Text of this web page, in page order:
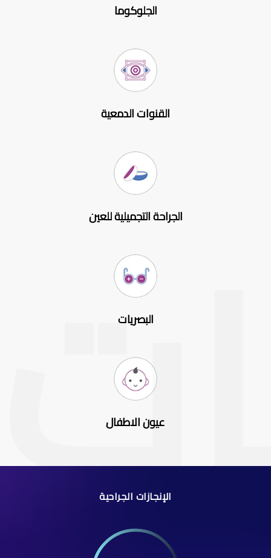
الجلوكوما
القنوات الدمعية
الجراحة التجميلية للعين
البصريات
عيون الاطفال
الإنجازات الجراحية